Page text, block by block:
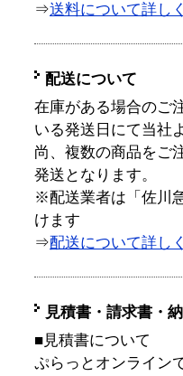
⇒送料について詳し
配送について
在庫がある場合のご
いる発送日にて当社
尚、複数の商品をご
発送となります。
※配送業者は「佐川
けます
⇒配送について詳し
見積書・請求書・
■見積書について
ぷらっとオンライン